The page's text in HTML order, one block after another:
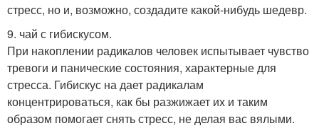
стресс, но и, возможно, создадите какой-нибудь шедевр.
9. чай с гибискусом.
При накоплении радикалов человек испытывает чувство
тревоги и панические состояния, характерные для
стресса. Гибискус на дает радикалам
концентрироваться, как бы разжижает их и таким
образом помогает снять стресс, не делая вас вялыми.